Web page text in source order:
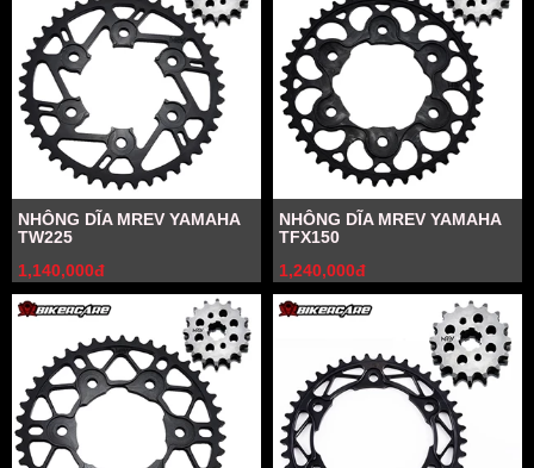
NHÔNG DĨA MREV YAMAHA
TW225
1,140,000đ
NHÔNG DĨA MREV YAMAHA
TFX150
1,240,000đ